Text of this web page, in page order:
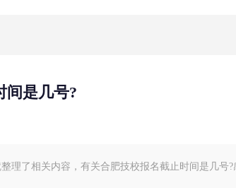
间是几号?
了相关内容，有关合肥技校报名截止时间是几号?